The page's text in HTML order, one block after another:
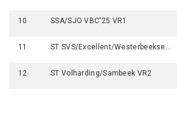
10 SSA/SJO VBC'25 VR1
11 ST SVS/Excellent/Westerbeekse Boys VR1
12 ST Volharding/Sambeek VR2